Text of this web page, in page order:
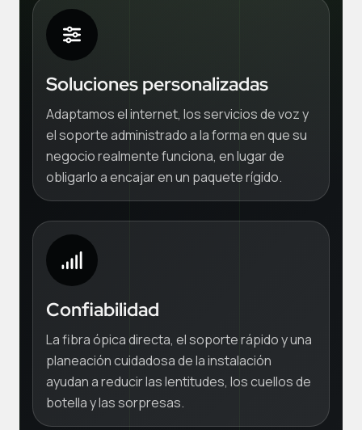
Soluciones personalizadas
Adaptamos el internet, los servicios de voz y
el soporte administrado a la forma en que su
negocio realmente funciona, en lugar de
obligarlo a encajar en un paquete rígido.
Confiabilidad
La fibra ópica directa, el soporte rápido y una
planeación cuidadosa de la instalación
ayudan a reducir las lentitudes, los cuellos de
botella y las sorpresas.